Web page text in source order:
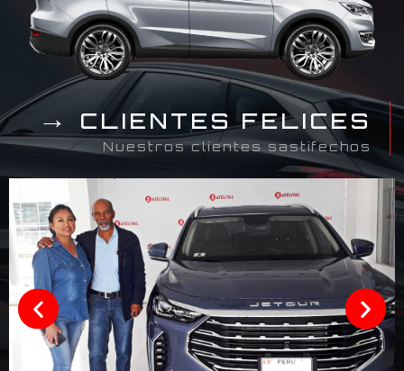
→ CLIENTES FELICES
Nuestros clientes sastifechos